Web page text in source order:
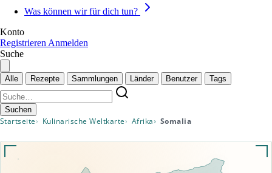
Was können wir für dich tun?
Konto
Registrieren Anmelden
Suche
Alle Rezepte Sammlungen Länder Benutzer Tags
Suchen
Startseite Kulinarische Weltkarte Afrika Somalia